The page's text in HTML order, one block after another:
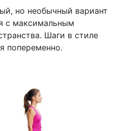
но необычный вариант
с максимальным
Шаги в стиле
попеременно.